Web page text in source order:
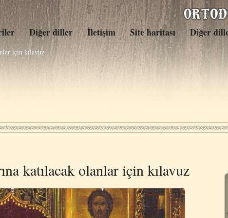
Diğer diller İletişim Site haritası Diğer
için kılavuz
katılacak olanlar için kılavuz